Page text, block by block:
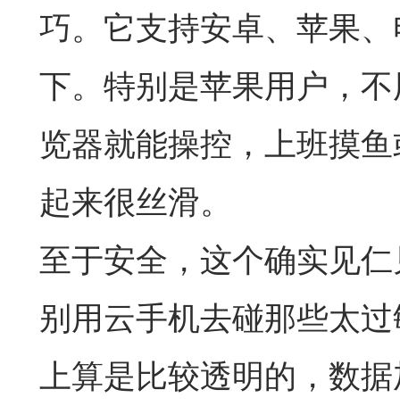
巧。它支持安卓、苹果
下。特别是苹果用户，
览器就能操控，上班摸
起来很丝滑。
至于安全，这个确实见
别用云手机去碰那些太
上算是比较透明的，数